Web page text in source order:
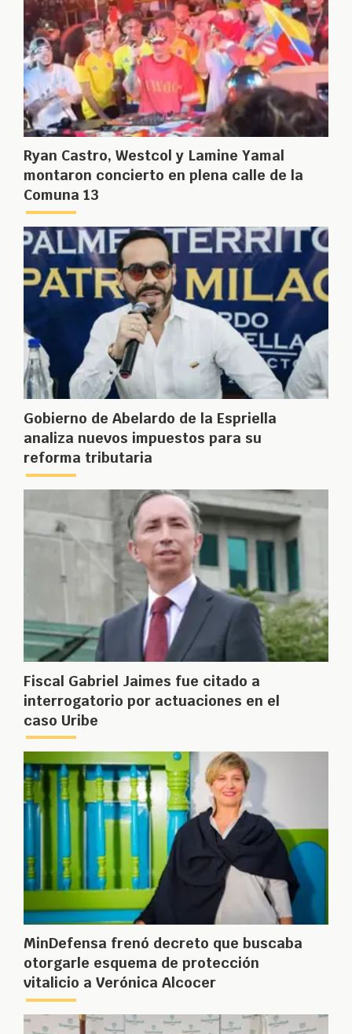
Ryan Castro, Westcol y Lamine Yamal
montaron concierto en plena calle de la
Comuna 13
Gobierno de Abelardo de la Espriella
analiza nuevos impuestos para su
reforma tributaria
Fiscal Gabriel Jaimes fue citado a
interrogatorio por actuaciones en el
caso Uribe
MinDefensa frenó decreto que buscaba
otorgarle esquema de protección
vitalicio a Verónica Alcocer